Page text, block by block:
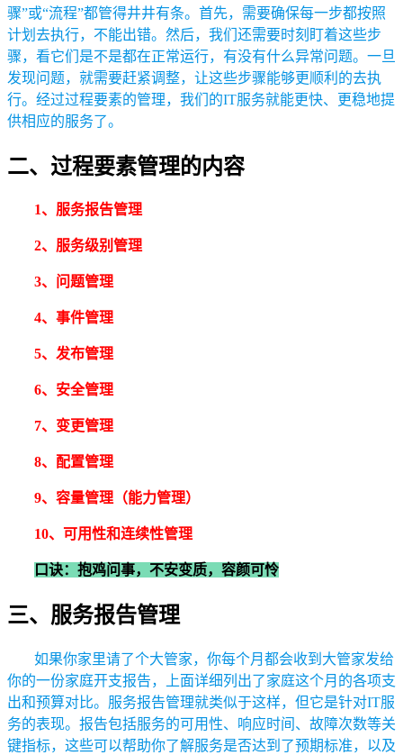
骤”或“流程”都管得井井有条。首先，需要确保每一步都按照
计划去执行，不能出错。然后，我们还需要时刻盯着这些步
骤，看它们是不是都在正常运行，有没有什么异常问题。一旦
发现问题，就需要赶紧调整，让这些步骤能够更顺利的去执
行。经过过程要素的管理，我们的IT服务就能更快、更稳地提
供相应的服务了。
二、过程要素管理的内容
1、服务报告管理
2、服务级别管理
3、 问题管理
4、 事件管理
5、发布管理
6、 安全管理
7、变更管理
8、配置管理
9、 容量管理（能力管理）
10、 可用性和连续性管理
口诀：抱鸡问事，不安变质，容颜可怜
三、服务报告管理
如果你家里请了个大管家，你每个月都会收到大管家发给
你的一份家庭开支报告，上面详细列出了家庭这个月的各项支
出和预算对比。服务报告管理就类似于这样，但它是针对IT服
务的表现。报告包括服务的可用性、响应时间、故障次数等关
键指标，这些可以帮助你了解服务是否达到了预期标准，以及